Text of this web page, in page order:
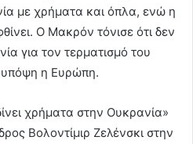
με χρήματα και όπλα, ενώ η
Ο Μακρόν τόνισε ότι δεν
για τον τερματισμό του
υπόψη η Ευρώπη.
χρήματα στην Ουκρανία»
Βολοντίμιρ Ζελένσκι στην